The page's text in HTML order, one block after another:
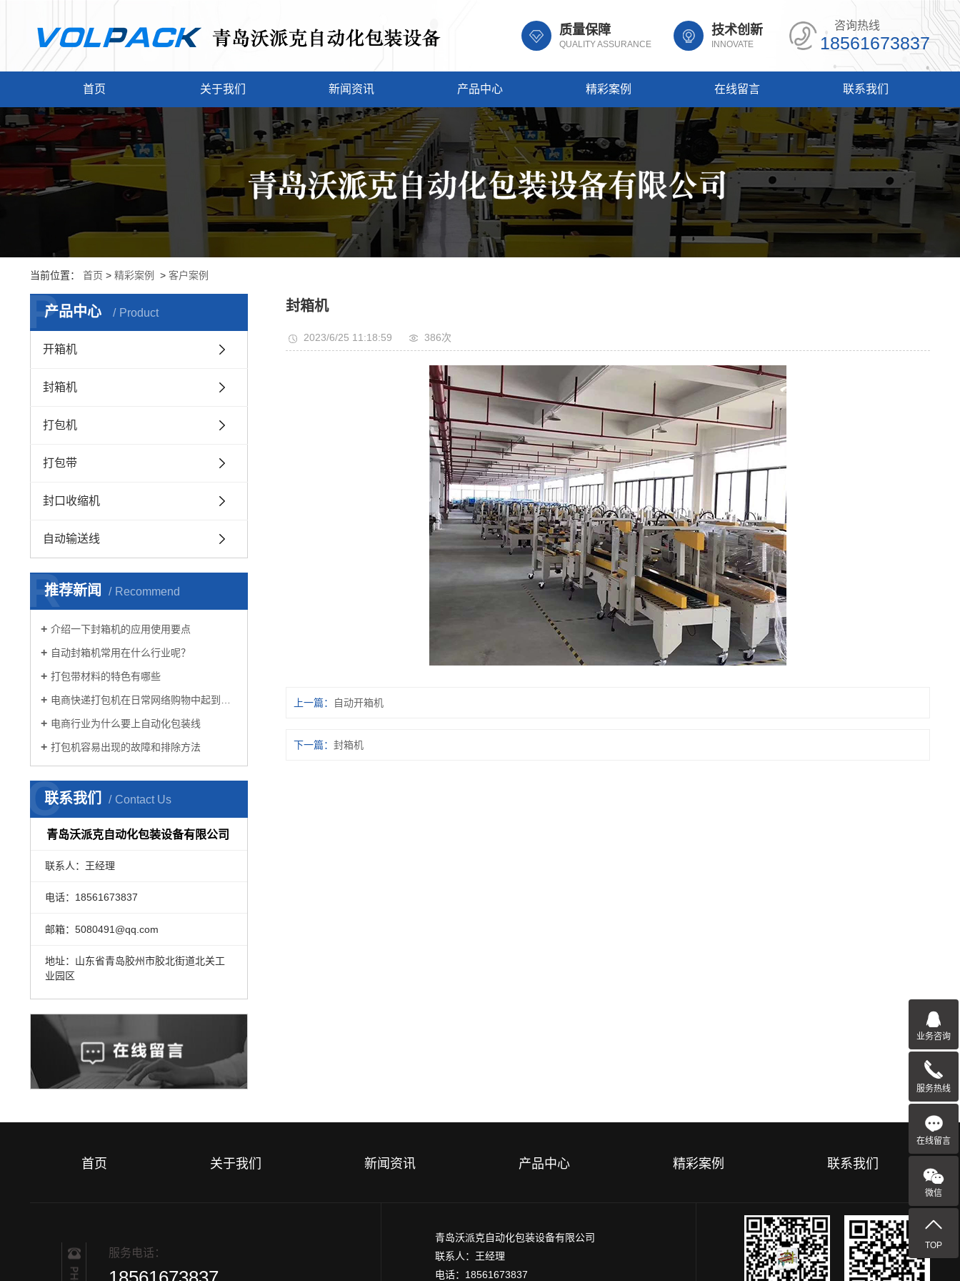
质量保障
QUALITY ASSURANCE
技术创新
INNOVATE
咨询热线
18561673837
首页 关于我们 新闻资讯 产品中心 精彩案例 在线留言 联系我们
当前位置： 首页 > 精彩案例 > 客户案例
产品中心 Product
P
开箱机
封箱机
打包机
打包带
封口收缩机
自动输送线
推荐新闻 Recommend
R
介绍一下封箱机的应用使用要点
自动封箱机常用在什么行业呢？
打包带材料的特色有哪些
电商快递打包机在日常网络购物中起到的作用
电商行业为什么要上自动化包装线
打包机容易出现的故障和排除方法
联系我们 Contact Us
C
青岛沃派克自动化包装设备有限公司
联系人：王经理
电话：18561673837
邮箱：5080491@qq.com
地址：山东省青岛胶州市胶北街道北关工
业园区
封箱机
2023/6/25 11:18:59 386次
上一篇： 自动开箱机
下一篇： 封箱机
首页 关于我们 新闻资讯 产品中心 精彩案例 联系我们
服务电话：
青岛沃派克自动化包装设备有限公司
联系人：王经理
电话：18561673837
业务咨询
服务热线
在线留言
微信
TOP